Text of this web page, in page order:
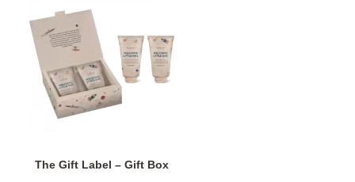
The Gift Label – Gift Box